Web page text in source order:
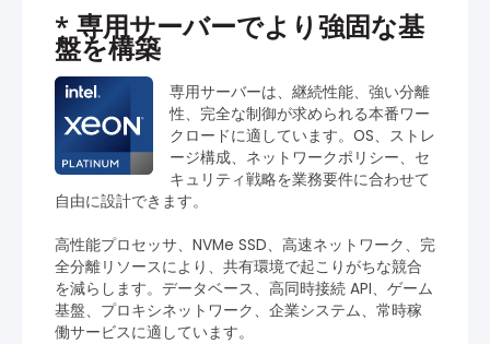
* 専用サーバーでより強固な基
盤を構築
専用サーバーは、継続性能、強い分離
性、完全な制御が求められる本番ワー
クロードに適しています。OS、ストレ
ージ構成、ネットワークポリシー、セ
キュリティ戦略を業務要件に合わせて
自由に設計できます。
高性能プロセッサ、NVMe SSD、高速ネットワーク、完
全分離リソースにより、共有環境で起こりがちな競合
を減らします。データベース、高同時接続 API、ゲーム
基盤、プロキシネットワーク、企業システム、常時稼
働サービスに適しています。